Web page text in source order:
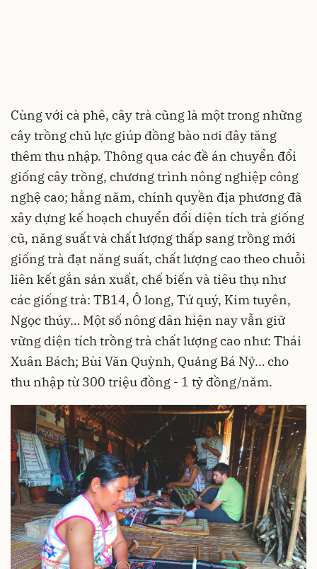
Cùng với cà phê, cây trà cũng là một trong những
cây trồng chủ lực giúp đồng bào nơi đây tăng
thêm thu nhập. Thông qua các đề án chuyển đổi
giống cây trồng, chương trình nông nghiệp công
nghệ cao; hằng năm, chính quyền địa phương đã
xây dựng kế hoạch chuyển đổi diện tích trà giống
cũ, năng suất và chất lượng thấp sang trồng mới
giống trà đạt năng suất, chất lượng cao theo chuỗi
liên kết gắn sản xuất, chế biến và tiêu thụ như
các giống trà: TB14, Ô long, Tứ quý, Kim tuyên,
Ngọc thúy… Một số nông dân hiện nay vẫn giữ
vững diện tích trồng trà chất lượng cao như: Thái
Xuân Bách; Bùi Văn Quỳnh, Quảng Bá Nỷ… cho
thu nhập từ 300 triệu đồng - 1 tỷ đồng/năm.